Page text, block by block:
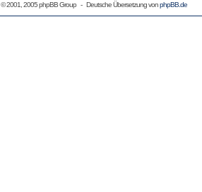
© 2001, 2005 phpBB Group - Deutsche Übersetzung vonphpBB.de